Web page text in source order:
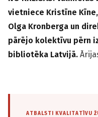
vietniece Kristīne
Olga Kronberga un
pārējo kolektīvu pērn
bibliotēka Latvijā.
ATBALSTI KVALITATĪVU